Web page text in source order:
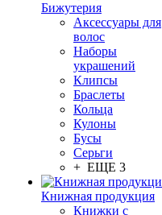
Бижутерия
Аксессуары для
волос
Наборы
украшений
Клипсы
Браслеты
Кольца
Кулоны
Бусы
Серьги
+ ЕЩЕ 3
Книжная продукция
Книжки с